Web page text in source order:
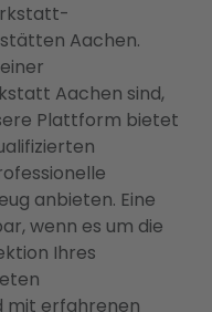
Aachen.
Aachen sind,
Plattform bietet
anbieten. Eine
wenn es um die
Ihres
mit erfahrenen